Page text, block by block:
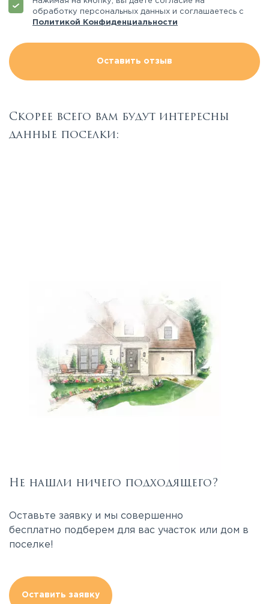
обработку персональных данных и соглашаетесь с
Политикой Конфиденциальности
Оставить отзыв
Скорее всего вам будут интересны
данные поселки:
Не нашли ничего подходящего?
Оставьте заявку и мы совершенно
бесплатно подберем для вас участок или дом в
поселке!
Оставить заявку